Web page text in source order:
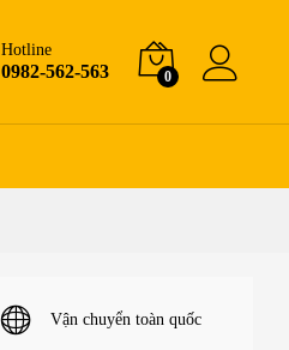
Hotline
0982-562-563 0
Vận chuyển toàn quốc